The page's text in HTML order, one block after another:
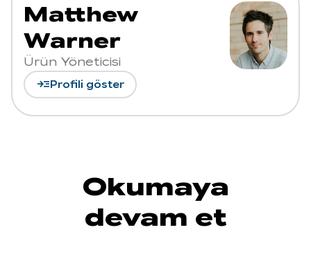
Matthew
Warner
Ürün Yöneticisi
read_moreProfili göster
Okumaya
devam et